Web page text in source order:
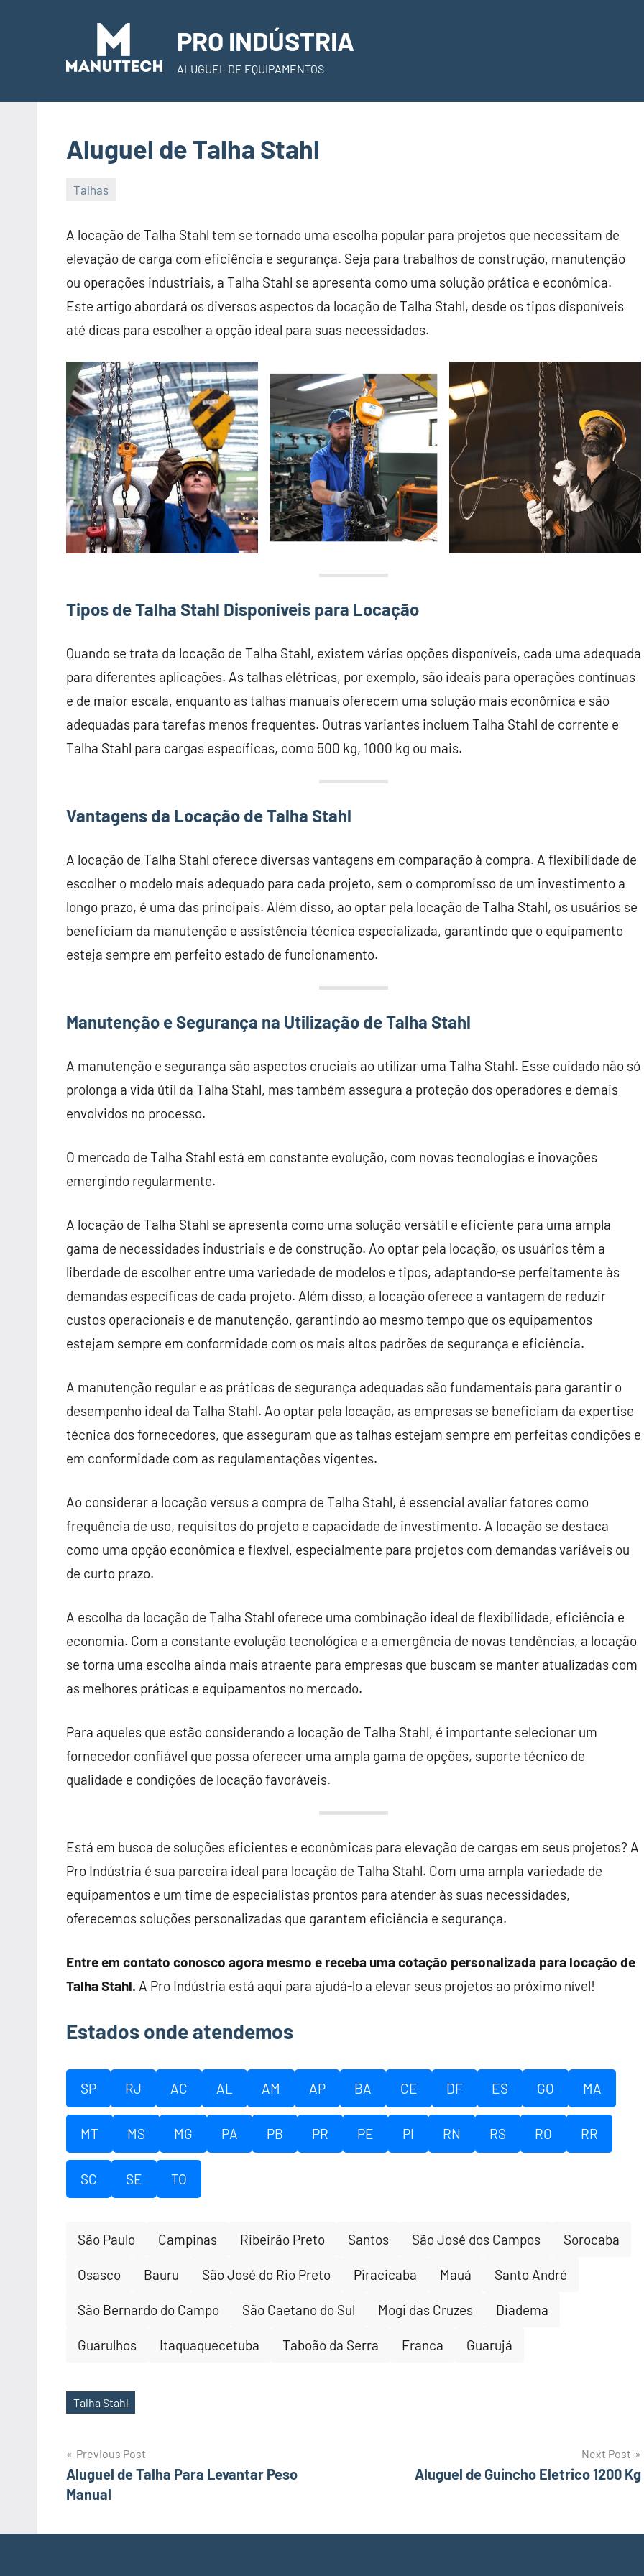
PRO INDÚSTRIA
ALUGUEL DE EQUIPAMENTOS
Aluguel de Talha Stahl
Talhas
November
de
2023
A locação de Talha Stahl tem se tornado uma escolha popular para projetos que necessitam de
elevação de carga com eficiência e segurança. Seja para trabalhos de construção, manutenção
ou operações industriais, a Talha Stahl se apresenta como uma solução prática e econômica.
Este artigo abordará os diversos aspectos da locação de Talha Stahl, desde os tipos disponíveis
até dicas para escolher a opção ideal para suas necessidades.
Tipos de Talha Stahl Disponíveis para Locação
Quando se trata da locação de Talha Stahl, existem várias opções disponíveis, cada uma adequada
para diferentes aplicações. As talhas elétricas, por exemplo, são ideais para operações contínuas
e de maior escala, enquanto as talhas manuais oferecem uma solução mais econômica e são
adequadas para tarefas menos frequentes. Outras variantes incluem Talha Stahl de corrente e
Talha Stahl para cargas específicas, como 500 kg, 1000 kg ou mais.
Vantagens da Locação de Talha Stahl
A locação de Talha Stahl oferece diversas vantagens em comparação à compra. A flexibilidade de
escolher o modelo mais adequado para cada projeto, sem o compromisso de um investimento a
longo prazo, é uma das principais. Além disso, ao optar pela locação de Talha Stahl, os usuários se
beneficiam da manutenção e assistência técnica especializada, garantindo que o equipamento
esteja sempre em perfeito estado de funcionamento.
Manutenção e Segurança na Utilização de Talha Stahl
A manutenção e segurança são aspectos cruciais ao utilizar uma Talha Stahl. Esse cuidado não só
prolonga a vida útil da Talha Stahl, mas também assegura a proteção dos operadores e demais
envolvidos no processo.
O mercado de Talha Stahl está em constante evolução, com novas tecnologias e inovações
emergindo regularmente.
A locação de Talha Stahl se apresenta como uma solução versátil e eficiente para uma ampla
gama de necessidades industriais e de construção. Ao optar pela locação, os usuários têm a
liberdade de escolher entre uma variedade de modelos e tipos, adaptando-se perfeitamente às
demandas específicas de cada projeto. Além disso, a locação oferece a vantagem de reduzir
custos operacionais e de manutenção, garantindo ao mesmo tempo que os equipamentos
estejam sempre em conformidade com os mais altos padrões de segurança e eficiência.
A manutenção regular e as práticas de segurança adequadas são fundamentais para garantir o
desempenho ideal da Talha Stahl. Ao optar pela locação, as empresas se beneficiam da expertise
técnica dos fornecedores, que asseguram que as talhas estejam sempre em perfeitas condições e
em conformidade com as regulamentações vigentes.
Ao considerar a locação versus a compra de Talha Stahl, é essencial avaliar fatores como
frequência de uso, requisitos do projeto e capacidade de investimento. A locação se destaca
como uma opção econômica e flexível, especialmente para projetos com demandas variáveis ou
de curto prazo.
A escolha da locação de Talha Stahl oferece uma combinação ideal de flexibilidade, eficiência e
economia. Com a constante evolução tecnológica e a emergência de novas tendências, a locação
se torna uma escolha ainda mais atraente para empresas que buscam se manter atualizadas com
as melhores práticas e equipamentos no mercado.
Para aqueles que estão considerando a locação de Talha Stahl, é importante selecionar um
fornecedor confiável que possa oferecer uma ampla gama de opções, suporte técnico de
qualidade e condições de locação favoráveis.
Está em busca de soluções eficientes e econômicas para elevação de cargas em seus projetos? A
Pro Indústria é sua parceira ideal para locação de Talha Stahl. Com uma ampla variedade de
equipamentos e um time de especialistas prontos para atender às suas necessidades,
oferecemos soluções personalizadas que garantem eficiência e segurança.
Entre em contato conosco agora mesmo e receba uma cotação personalizada para locação de
Talha Stahl. A Pro Indústria está aqui para ajudá-lo a elevar seus projetos ao próximo nível!
Estados onde atendemos
SP RJ AC AL AM AP BA CE DF ES GO MA
MT MS MG PA PB PR PE PI RN RS RO RR
SC SE TO
São Paulo Campinas Ribeirão Preto Santos São José dos Campos Sorocaba
Osasco Bauru São José do Rio Preto Piracicaba Mauá Santo André
São Bernardo do Campo São Caetano do Sul Mogi das Cruzes Diadema
Guarulhos Itaquaquecetuba Taboão da Serra Franca Guarujá
Tags
Talha Stahl
Post
navigation
Previous Post
Aluguel de Talha Para Levantar Peso
Manual
Next Post
Aluguel de Guincho Eletrico 1200 Kg